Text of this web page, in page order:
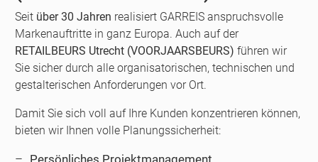
Seit über 30 Jahren realisiert GARREIS anspruchsvolle
Markenauftritte in ganz Europa. Auch auf der
RETAILBEURS Utrecht (VOORJAARSBEURS) führen wir
Sie sicher durch alle organisatorischen, technischen und
gestalterischen Anforderungen vor Ort.
Damit Sie sich voll auf Ihre Kunden konzentrieren können,
bieten wir Ihnen volle Planungssicherheit: